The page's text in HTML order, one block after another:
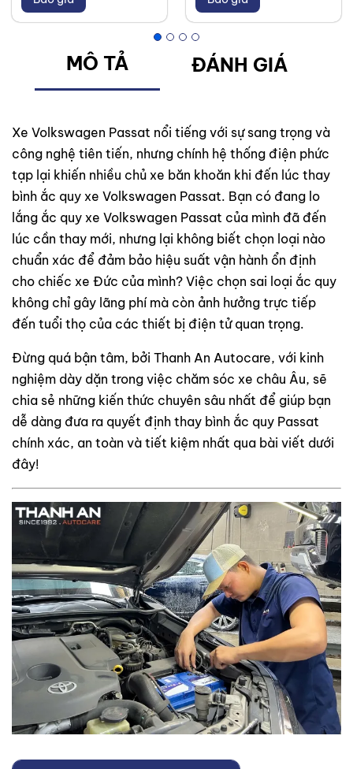
MÔ TẢ ĐÁNH GIÁ
Xe Volkswagen Passat nổi tiếng với sự sang trọng và
công nghệ tiên tiến, nhưng chính hệ thống điện phức
tạp lại khiến nhiều chủ xe băn khoăn khi đến lúc thay
bình ắc quy xe Volkswagen Passat. Bạn có đang lo
lắng ắc quy xe Volkswagen Passat của mình đã đến
lúc cần thay mới, nhưng lại không biết chọn loại nào
chuẩn xác để đảm bảo hiệu suất vận hành ổn định
cho chiếc xe Đức của mình? Việc chọn sai loại ắc quy
không chỉ gây lãng phí mà còn ảnh hưởng trực tiếp
đến tuổi thọ của các thiết bị điện tử quan trọng.
Đừng quá bận tâm, bởi Thanh An Autocare, với kinh
nghiệm dày dặn trong việc chăm sóc xe châu Âu, sẽ
chia sẻ những kiến thức chuyên sâu nhất để giúp bạn
dễ dàng đưa ra quyết định thay bình ắc quy Passat
chính xác, an toàn và tiết kiệm nhất qua bài viết dưới
đây!